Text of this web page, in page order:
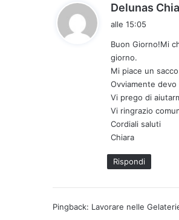
Delunas
alle 15:05
Buon Giorno!Mi
giorno.
Mi piace un
Ovviamente
Vi prego di
Vi ringrazio
Cordiali saluti
Chiara
Rispondi
Pingback: Lavorare nelle